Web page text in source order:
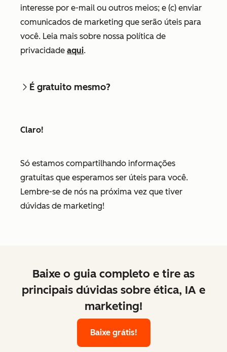
interesse por e-mail ou outros meios; e (c) enviar
comunicados de marketing que serão úteis para
você. Leia mais sobre nossa política de
privacidade aqui.
É gratuito mesmo?
Claro!
Só estamos compartilhando informações
gratuitas que esperamos ser úteis para você.
Lembre-se de nós na próxima vez que tiver
dúvidas de marketing!
Baixe o guia completo e tire as
principais dúvidas sobre ética, IA e
marketing!
Baixe grátis!